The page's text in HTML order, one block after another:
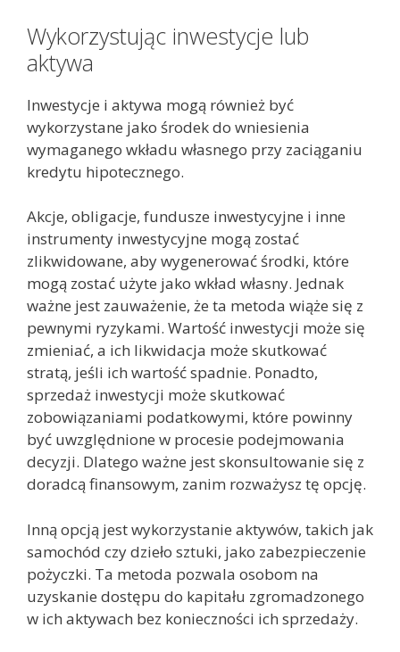
Wykorzystując inwestycje lub
aktywa
Inwestycje i aktywa mogą również być
wykorzystane jako środek do wniesienia
wymaganego wkładu własnego przy zaciąganiu
kredytu hipotecznego.
Akcje, obligacje, fundusze inwestycyjne i inne
instrumenty inwestycyjne mogą zostać
zlikwidowane, aby wygenerować środki, które
mogą zostać użyte jako wkład własny. Jednak
ważne jest zauważenie, że ta metoda wiąże się z
pewnymi ryzykami. Wartość inwestycji może się
zmieniać, a ich likwidacja może skutkować
stratą, jeśli ich wartość spadnie. Ponadto,
sprzedaż inwestycji może skutkować
zobowiązaniami podatkowymi, które powinny
być uwzględnione w procesie podejmowania
decyzji. Dlatego ważne jest skonsultowanie się z
doradcą finansowym, zanim rozważysz tę opcję.
Inną opcją jest wykorzystanie aktywów, takich jak
samochód czy dzieło sztuki, jako zabezpieczenie
pożyczki. Ta metoda pozwala osobom na
uzyskanie dostępu do kapitału zgromadzonego
w ich aktywach bez konieczności ich sprzedaży.